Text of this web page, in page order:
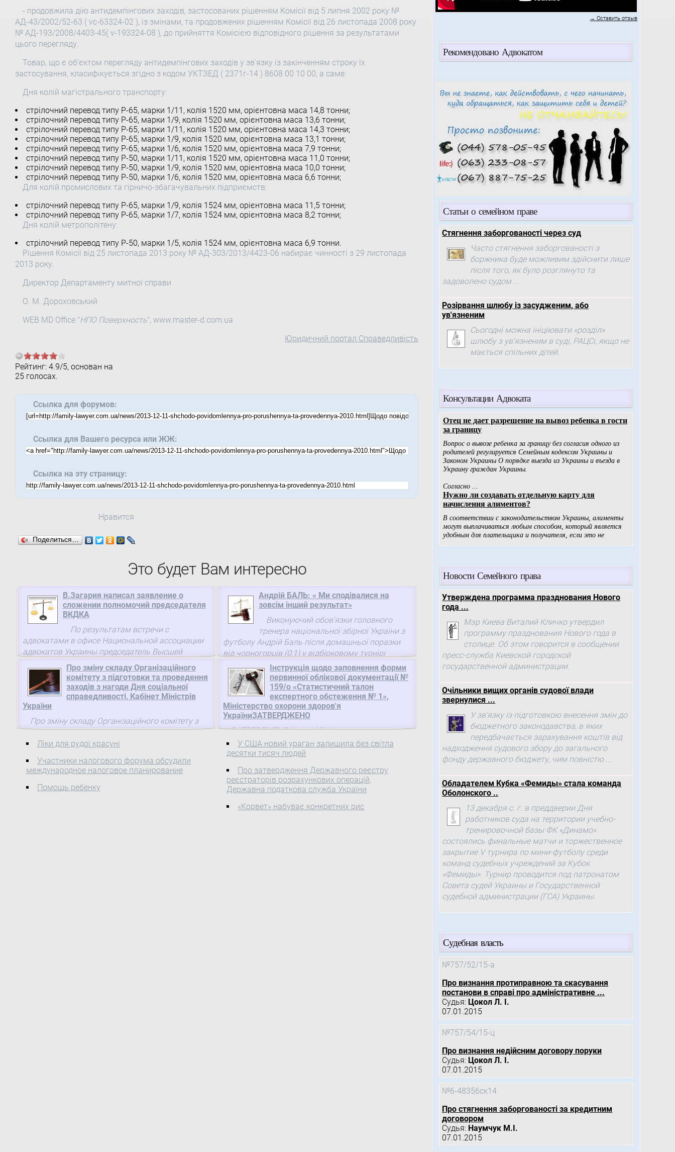
- продовжила дію антидемпінгових заходів, застосованих рішенням Комісії від 5 липня 2002 року №
АД-43/2002/52-63 ( vc-63324-02 ), із змінами, та продовжених рішенням Комісії від 26 листопада 2008 року
№ АД-193/2008/4403-45( v-193324-08 ), до прийняття Комісією відповідного рішення за результатами
цього перегляду.
Товар, що є об'єктом перегляду антидемпінгових заходів у зв'язку із закінченням строку їх
застосування, класифікується згідно з кодом УКТЗЕД ( 2371г-14 ) 8608 00 10 00, а саме:
Дня колій магістрального транспорту:
стрілочний перевод типу Р-65, марки 1/11, колія 1520 мм, орієнтовна маса 14,8 тонни;
стрілочний перевод типу Р-65, марки 1/9, колія 1520 мм, орієнтовна маса 13,6 тонни;
стрілочний перевод типу Р-65, марки 1/11, колія 1520 мм, орієнтовна маса 14,3 тонни;
стрілочний перевод типу Р-65, марки 1/9, колія 1520 мм, орієнтовна маса 13,1 тонни;
стрілочний перевод типу Р-65, марки 1/6, колія 1520 мм, орієнтовна маса 7,9 тонни;
стрілочний перевод типу Р-50, марки 1/11, колія 1520 мм, орієнтовна маса 11,0 тонни;
стрілочний перевод типу Р-50, марки 1/9, колія 1520 мм, орієнтовна маса 10,0 тонни;
стрілочний перевод типу Р-50, марки 1/6, колія 1520 мм, орієнтовна маса 6,6 тонни;
Для колій промислових та гірничо-збагачувальних підприємств:
стрілочний перевод типу Р-65, марки 1/9, колія 1524 мм, орієнтовна маса 11,5 тонни;
стрілочний перевод типу Р-65, марки 1/7, колія 1524 мм, орієнтовна маса 8,2 тонни;
Дня колій метрополітену:
стрілочний перевод типу Р-50, марки 1/5, колія 1524 мм, орієнтовна маса 6,9 тонни.
Рішення Комісії від 25 листопада 2013 року № АД-303/2013/4423-06 набирає чинності з 29 листопада
2013 року.
Директор Департаменту митної справи
О. М. Дороховський
WEB MD Office "НПО Поверхность", www.master-d.com.ua
Юридичний портал Справедливість
Рейтинг: 4.9/5, основан на
25голосах.
Ссылка для форумов:
Ссылка для Вашего ресурса или ЖЖ:
Ссылка на эту страницу:
Нравится
Поделиться…
Это будет Вам интересно
В.Загария написал заявление о
сложении полномочий председателя
ВКДКА
По результатам встречи с
адвокатами в офисе Национальной ассоциации
адвокатов Украины председатель Высшей
квалификационно-дисциплинарной комиссии
адвокатуры Валентин Загария написал
заявление ...
Про зміну складу Організаційного
комітету з підготовки та проведення
заходів з нагоди Дня соціальної
справедливості, Кабінет Міністрів
України
Про зміну складу Організаційного комітету з
підготовки та проведення заходів з нагоди Дня
соціальної справедливості Ввести до складу
проведення заходів з нагоди Дня соціальної
справедливості( 922-2012-р ), утвореного
розпорядженням Кабінету Міністрів України від
Ліки для рудої красуні
Участники налогового форума обсудили
международное налоговое планирование
Помощь ребенку
Андрій БАЛЬ: « Ми сподівалися на
зовсім інший результат»
Виконуючий обов'язки головного
тренера національної збірної України з
футболу Андрій Баль після домашньої поразки
від чорногорців (0:1) у відбірковому турнірі
чемпіонату світу-2014 зазначив, ...
Інструкція щодо заповнення форми
первинної облікової документації №
159/o «Статистичний талон
експертного обстеження № 1»,
Міністерство охорони здоров'я
УкраїниЗАТВЕРДЖЕНО
ЗАТВЕРДЖЕНО Наказ Міністерства охорони
здоров’я України 30.07.2012 № 577 Директор
Департаменту реформ та розвитку медичної
У США новий ураган залишила без світла
десятки тисяч людей
Про затвердження Державного реєстру
реєстраторів розрахункових операцій,
Державна податкова служба України
«Корвет» набуває конкретних рис
→ Оставить отзыв
Рекомендовано Адвокатом
Статьи о семейном праве
Стягнення заборгованості через суд
Часто стягнення заборгованості з
боржника буде можливим здійснити лише
після того, як було розглянуто та
задоволено судом ...
Розірвання шлюбу із засудженим, або
ув'язненим
Сьогодні можна ініціювати «розділ»
шлюбу з ув'язненим в суді, РАЦСі, якщо не
мається спільних дітей.
Консультации Адвоката
Новости Семейного права
Утверждена программа празднования Нового
года ...
Мэр Киева Виталий Кличко утвердил
программу празднования Нового года в
столице. Об этом говорится в сообщении
пресс-служба Киевской городской
государственной администрации.
Очільники вищих органів судової влади
звернулися ...
У зв’язку із підготовкою внесення змін до
бюджетного законодавства, в яких
передбачається зарахування коштів від
надходження судового збору до загального
фонду державного бюджету, чим повністю ...
Обладателем Кубка «Фемиды» стала команда
Оболонского ..
13 декабря с. г. в преддверии Дня
работников суда на территории учебно-
тренировочной базы ФК «Динамо»
состоялись финальные матчи и торжественное
закрытие V турнира по мини-футболу среди
команд судебных учреждений за Кубок
«Фемиды». Турнир проводится под патронатом
Совета судей Украины и Государственной
судебной администрации (ГСА) Украины.
Судебная власть
№757/52/15-а
Про визнання протиправною та скасування
постанови в справі про адміністративне ...
Судья: Цокол Л. І.
07.01.2015
№757/54/15-ц
Про визнання недійсним договору поруки
Судья: Цокол Л. І.
07.01.2015
№6-48356ск14
Про стягнення заборгованості за кредитним
договором
Судья: Наумчук М.І.
07.01.2015